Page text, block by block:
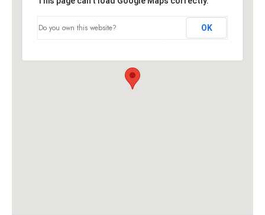
Do you own this website? OK